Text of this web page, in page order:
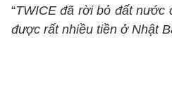
“TWICE đã rời bỏ đất nước
được rất nhiều tiền ở Nhật